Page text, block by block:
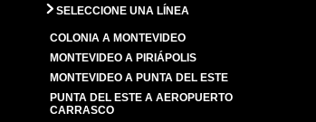
SELECCIONE UNA LÍNEA
COLONIA A MONTEVIDEO
MONTEVIDEO A PIRIÁPOLIS
MONTEVIDEO A PUNTA DEL ESTE
PUNTA DEL ESTE A AEROPUERTO
CARRASCO